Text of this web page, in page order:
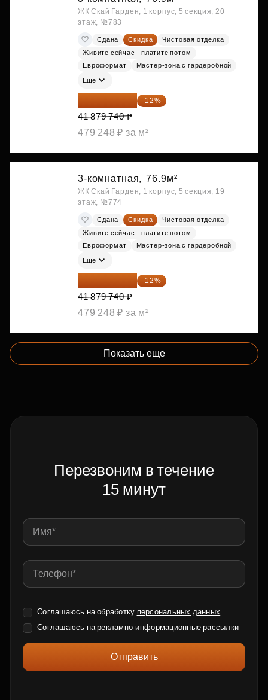
ЖК Скай Гарден, 1 корпус, 5 секция, 20
этаж, №783
Сдана Скидка
Чистовая отделка
Живите сейчас - платите потом
Евроформат
Мастер-зона с гардеробной
Ещё
36 854 171 ₽ -12%
41 879 740 ₽
479 248 ₽ за м²
3-комнатная, 76.9м²
ЖК Скай Гарден, 1 корпус, 5 секция, 19
этаж, №774
Сдана Скидка
Чистовая отделка
Живите сейчас - платите потом
Евроформат
Мастер-зона с гардеробной
Ещё
36 854 171 ₽ -12%
41 879 740 ₽
479 248 ₽ за м²
Показать еще
Перезвоним в течение
15 минут
Соглашаюсь на обработку персональных данных
Соглашаюсь нарекламно-информационные рассылки
Отправить